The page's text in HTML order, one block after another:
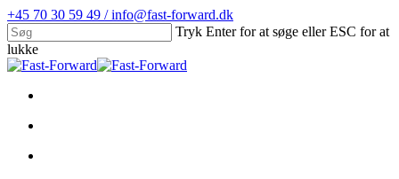
Skip
to
main
content
+45 70 30 59 49 / info@fast-forward.dk
Tryk Enter for at søge eller ESC for at
lukke
Close